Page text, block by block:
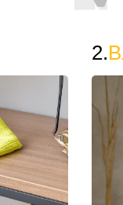
2.